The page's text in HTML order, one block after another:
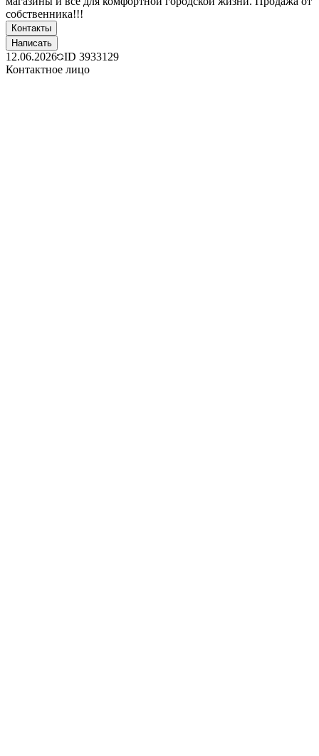
собственника!!!
Контакты
Написать
12.06.2026 ID 3933129
Контактное лицо